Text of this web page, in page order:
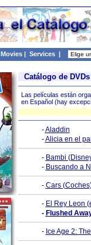
Movies | Services |
Catálogo de
Las películas están
en Español (hay
-Aladdin
-Alicia en el
- Bambi
- Buscando a
- Cars
- El Rey Leon
- Flushed
- Ice Age 2: